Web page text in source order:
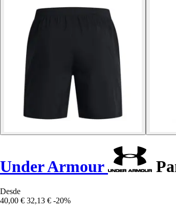
Under Armour
Desde
40,00 € 32,13 € -20%